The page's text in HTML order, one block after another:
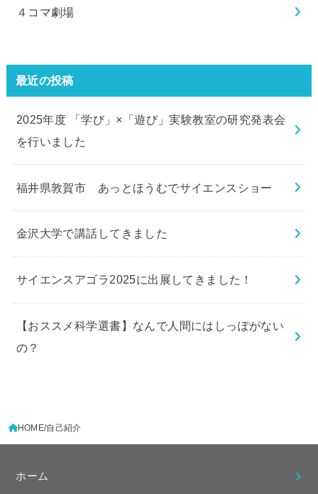
４コマ劇場
最近の投稿
2025年度 「学び」×「遊び」実験教室の研究発表会
を行いました
福井県敦賀市 あっとほうむでサイエンスショー
金沢大学で講話してきました
サイエンスアゴラ2025に出展してきました！
【おススメ科学選書】なんで人間にはしっぽがない
の？
HOME 自己紹介
ホーム